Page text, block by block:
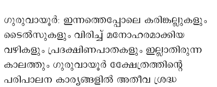
ഗുരുവായൂർ: ഇന്നത്തെപ്പോലെ കരിങ്കല്ലുകളും
ടൈൽസുകളും വിരിച്ച് മനോഹരമാക്കിയ
വഴികളും പ്രദക്ഷിണപാതകളും ഇല്ലാതിരുന്ന
കാലത്തും ഗുരുവായൂർ ക്ഷേേത്രത്തിന്റെ
പരിപാലന കാര്യങ്ങളിൽ അതീവ ശ്രദ്ധ